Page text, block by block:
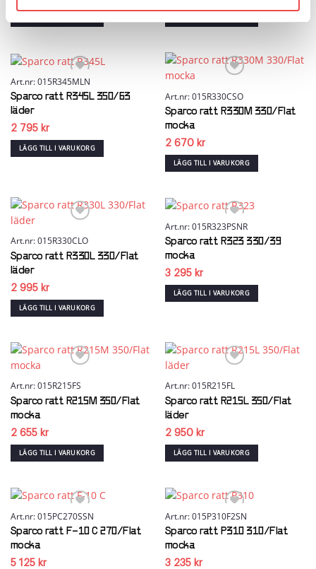
Add to wishlist
Art.nr: 015R345MLN
Sparco ratt R345L 350/63
läder
2 795 kr
LÄGG TILL I VARUKORG
Art.nr: 015R330CSO
Sparco ratt R330M 330/Flat
mocka
2 670 kr
LÄGG TILL I VARUKORG
Art.nr: 015R330CLO
Sparco ratt R330L 330/Flat
läder
2 995 kr
LÄGG TILL I VARUKORG
Add to wishlist
Art.nr: 015R323PSNR
Sparco ratt R323 330/39
mocka
3 295 kr
LÄGG TILL I VARUKORG
Art.nr: 015R215FS
Sparco ratt R215M 350/Flat
mocka
2 655 kr
LÄGG TILL I VARUKORG
Art.nr: 015R215FL
Sparco ratt R215L 350/Flat
läder
2 950 kr
LÄGG TILL I VARUKORG
Add to wishlist
Art.nr: 015PC270SSN
Sparco ratt F-10 C 270/Flat
mocka
5 125 kr
Add to wishlist
Art.nr: 015P310F2SN
Sparco ratt P310 310/Flat
mocka
3 235 kr